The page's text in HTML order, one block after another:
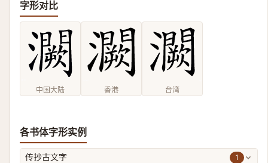
字形对比
中国大陆 香港 台湾
各书体字形实例
传抄古文字 1